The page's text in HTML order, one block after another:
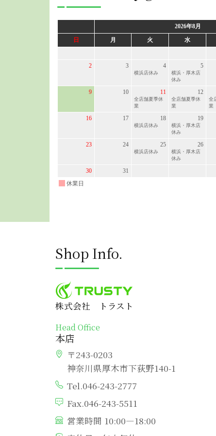
Shop Info.
株式会社 トラスト
Head Office
本店
〒243-0203
神奈川県厚木市下荻野140-1
Tel.046-243-2777
Fax.046-243-5511
営業時間 10:00―18:00